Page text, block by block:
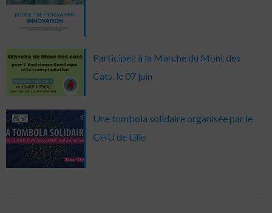
Participez à la Marche du Mont des
Cats, le 07 juin
Une tombola solidaire organisée par le
CHU de Lille